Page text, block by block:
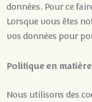
données. Pour ce
Lorsque vous êtes
vos données pour
Politique en
Nous utilisons des